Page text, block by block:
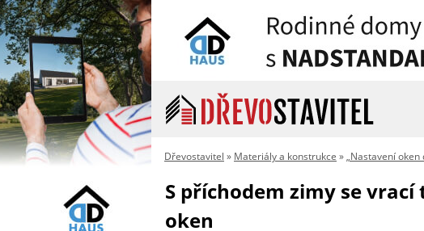
Dřevostavitel » Materiály a konstrukce »„Nastavení
S příchodem zimy se
oken